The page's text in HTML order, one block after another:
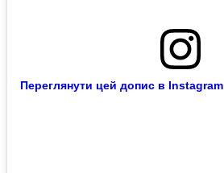
Переглянути цей допис в Instagram